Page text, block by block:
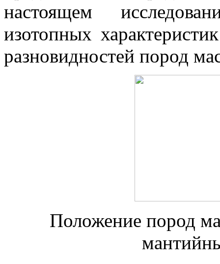
настоящем
изотопных
разновидностей пород
Положение пород